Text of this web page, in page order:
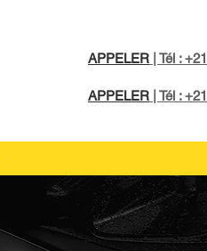
APPELER Tél :
APPELER Tél :